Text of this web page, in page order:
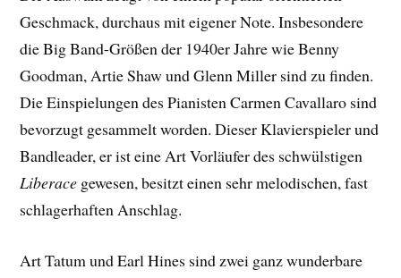
Geschmack, durchaus mit eigener Note. Insbesondere
die Big Band-Größen der 1940er Jahre wie Benny
Goodman, Artie Shaw und Glenn Miller sind zu finden.
Die Einspielungen des Pianisten Carmen Cavallaro sind
bevorzugt gesammelt worden. Dieser Klavierspieler und
Bandleader, er ist eine Art Vorläufer des schwülstigen
Liberace gewesen, besitzt einen sehr melodischen, fast
schlagerhaften Anschlag.
Art Tatum und Earl Hines sind zwei ganz wunderbare